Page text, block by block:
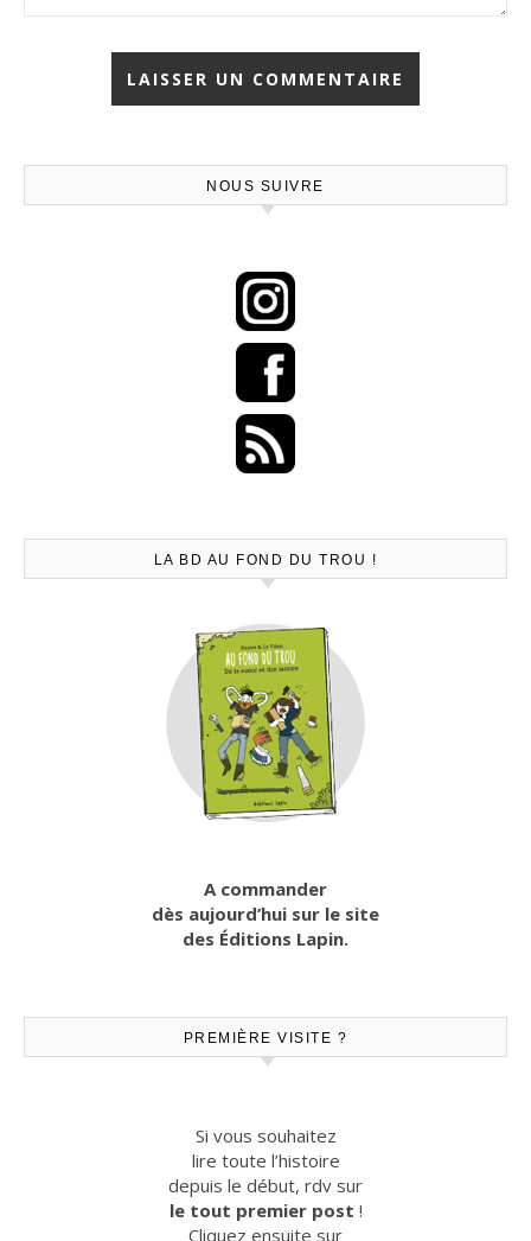
NOUS SUIVRE
LA BD AU FOND DU TROU !
A commander
dès aujourd’hui sur le site
des Éditions Lapin.
PREMIÈRE VISITE ?
Si vous souhaitez
lire toute l’histoire
depuis le début, rdv sur
le tout premier post !
Cliquez ensuite sur